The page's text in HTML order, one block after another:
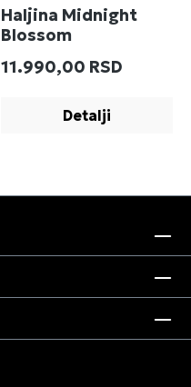
Haljina Midnight
Blossom
Redovna cena:
11.990,00 RSD
Detalji